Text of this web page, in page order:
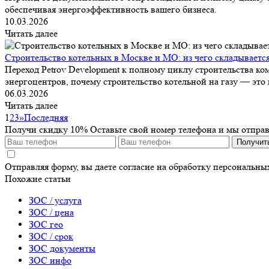
обеспечивая энергоэффективность вашего бизнеса.
10.03.2026
Читать далее
Строительство котельных в Москве и МО: из чего
Переход Petrov Development к полному циклу строительства
энергоцентров, почему строительство котельной на газу —
06.03.2026
Читать далее
123»Последняя
Получи скидку 10% Оставьте свой номер телефона и мы
Отправляя форму, вы даете согласие на обработку
Похожие статьи
ЗОС / услуга
ЗОС / цена
ЗОС гео
ЗОС / срок
ЗОС документы
ЗОС инфо